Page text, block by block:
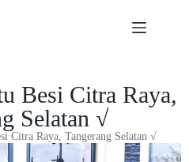
Besi Citra Raya,
Selatan √
Citra Raya, Tangerang Selatan √